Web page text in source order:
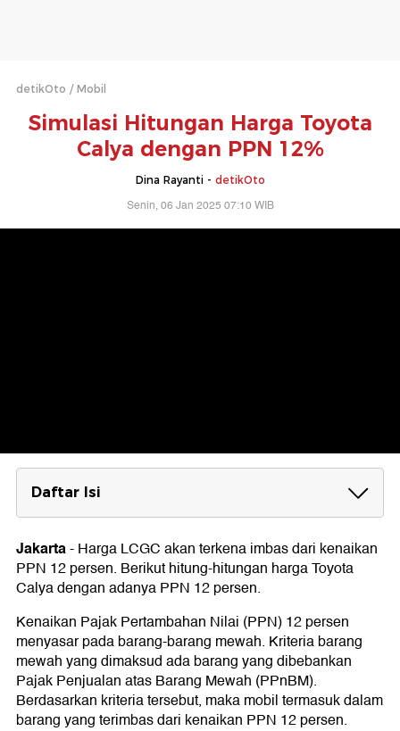
detikOto Mobil
Simulasi Hitungan Harga Toyota
Calya dengan PPN 12%
Dina Rayanti - detikOto
Senin, 06 Jan 2025 07:10 WIB
Daftar Isi
Simulasi Hitungan Harga Calya dengan PPN
12 Persen
PPnBM
BBNKB
PKB
STNK, TNKB, BPKB
Jakarta-Harga LCGC akan terkena imbas dari kenaikan
PPN 12 persen. Berikut hitung-hitungan harga Toyota
Calya dengan adanya PPN 12 persen.
Kenaikan Pajak Pertambahan Nilai (PPN) 12 persen
menyasar pada barang-barang mewah. Kriteria barang
mewah yang dimaksud ada barang yang dibebankan
Pajak Penjualan atas Barang Mewah (PPnBM).
Berdasarkan kriteria tersebut, maka mobil termasuk dalam
barang yang terimbas dari kenaikan PPN 12 persen.